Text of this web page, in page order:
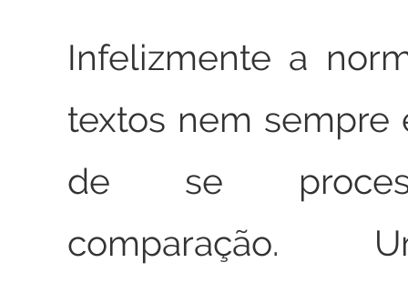
Infelizmente a
textos nem sempre
de se
comparação.